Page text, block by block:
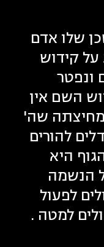
שלו אדם
על קידוש
ונפטר
השם אין
שה'
להורים
היא
הנשמה
לפעול
למטה .